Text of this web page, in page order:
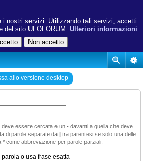
i nostri servizi. Utilizzando tali servizi, accetti
del sito UFOFORUM. Ulteriori informazioni
allo versione desktop
deve essere cercata e un - davanti a quella che deve
di parole separate da | tra parentesi se solo una delle
come abbreviazione per parole parziali.
o usa frase esatta